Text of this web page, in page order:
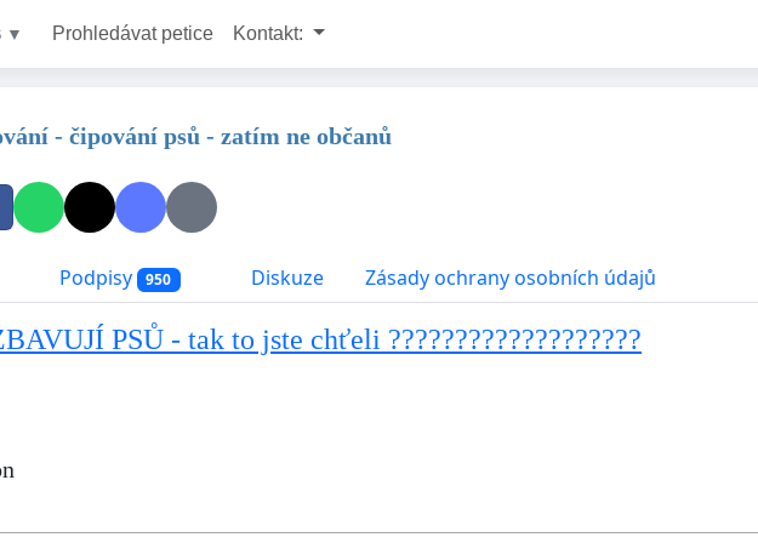
▼ Prohledávat petice Kontakt:
- čipování psů - zatím ne občanů
Podpisy 950 Diskuze Zásady ochrany osobních údajů
PSŮ - tak to jste chťeli ???????????????????